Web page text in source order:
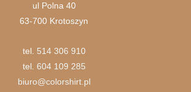
ul Polna 40
63-700 Krotoszyn
tel. 514 306 910
tel. 604 109 285
biuro@colorshirt.pl